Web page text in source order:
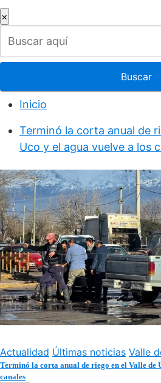
×
Buscar
Inicio
Terminó la corta anual de
Uco y el agua vuelve a los
Actualidad Últimas noticias Valle
Terminó la corta anual de riego en el Valle de
canales